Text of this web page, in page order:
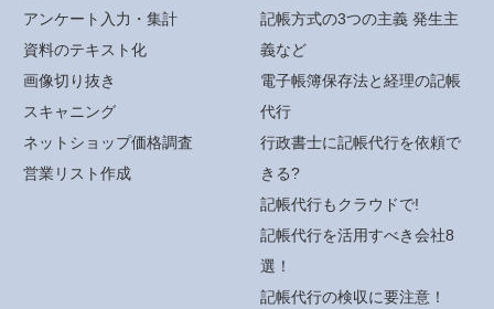
アンケート入力・集計
資料のテキスト化
画像切り抜き
スキャニング
ネットショップ価格調査
営業リスト作成
記帳方式の3つの主義 発生主
義など
電子帳簿保存法と経理の記帳
代行
行政書士に記帳代行を依頼で
きる?
記帳代行もクラウドで!
記帳代行を活用すべき会社8
選！
記帳代行の検収に要注意！